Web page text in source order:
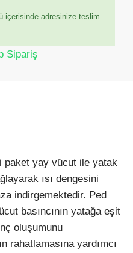
içerisinde adresinize teslim
Sipariş
paket yay vücut ile yatak
ısı dengesini
indirgemektedir. Ped
basıncının yatağa eşit
oluşumunu
rahatlamasına yardımcı